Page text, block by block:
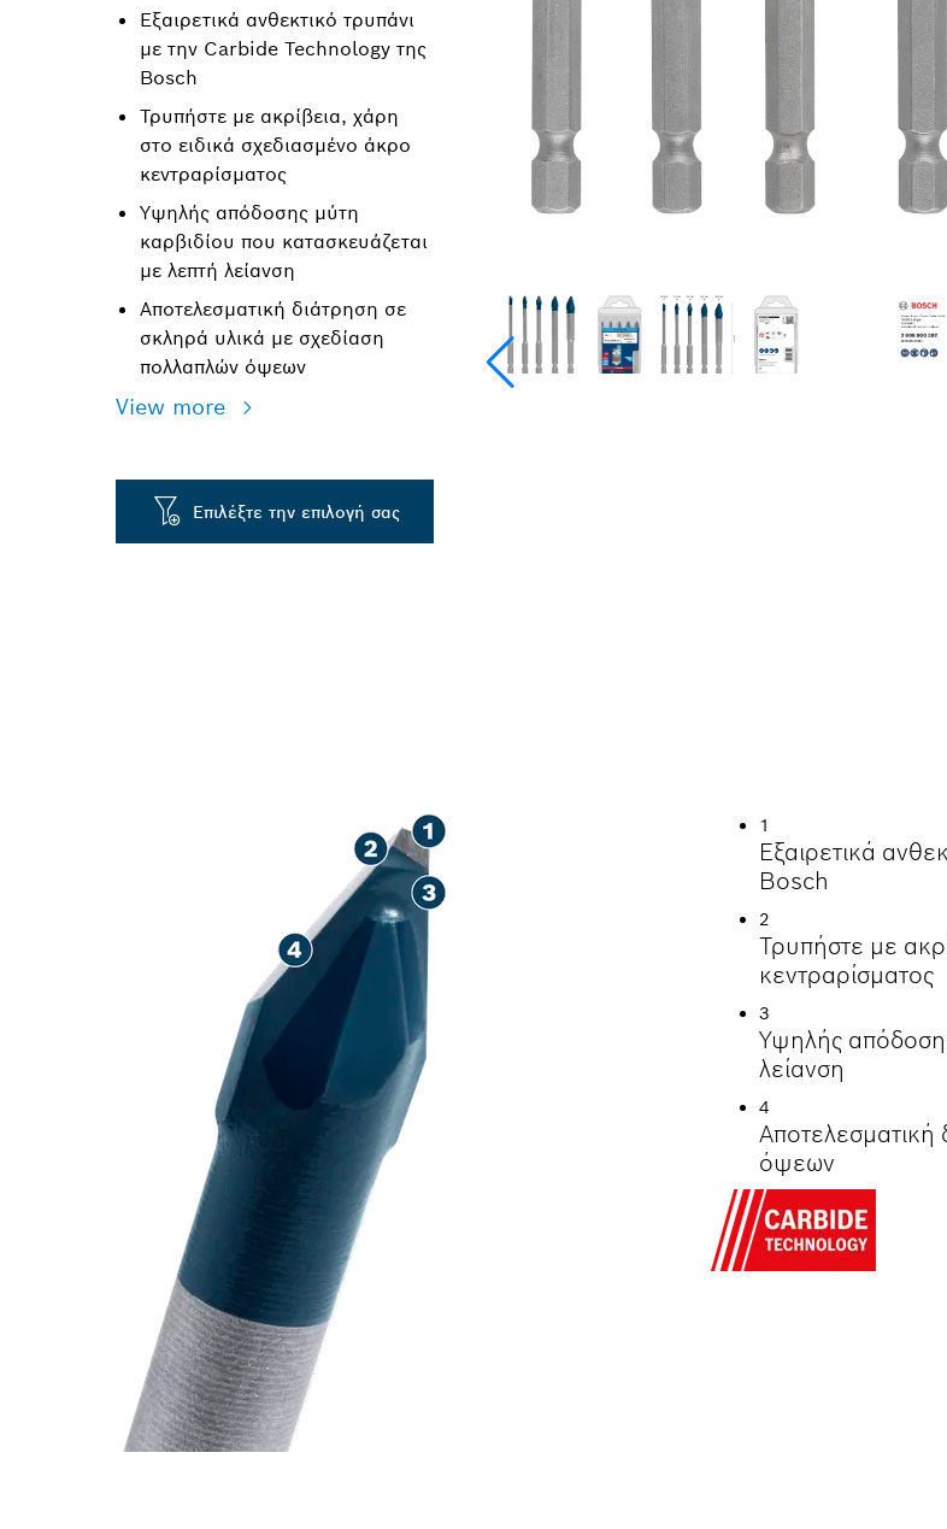
Εξαιρετικά ανθεκτικό τρυπάνι
με την Carbide Technology της
Bosch
Τρυπήστε με ακρίβεια, χάρη
στο ειδικά σχεδιασμένο άκρο
κεντραρίσματος
Υψηλής απόδοσης μύτη
καρβιδίου που κατασκευάζεται
με λεπτή λείανση
Αποτελεσματική διάτρηση σε
σκληρά υλικά με σχεδίαση
πολλαπλών όψεων
View more
Επιλέξτε την επιλογή σας
1
Εξαιρετικά
Bosch
2
Τρυπήστε με
κεντραρίσματος
3
Υψηλής
λείανση
4
Αποτελεσματική
όψεων